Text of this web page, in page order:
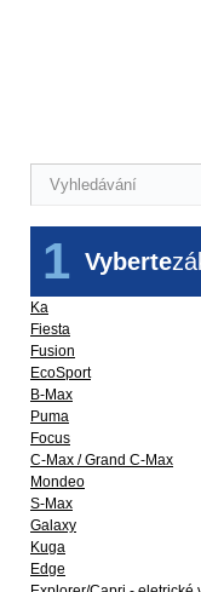
Vyberte
1
Ka
Fiesta
Fusion
EcoSport
B-Max
Puma
Focus
C-Max / Grand C-Max
Mondeo
S-Max
Galaxy
Kuga
Edge